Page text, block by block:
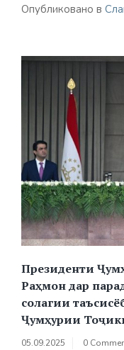
Опубликовано в
Президенти
Раҳмон дар
солагии
Ҷумҳурии
05.09.2025 0